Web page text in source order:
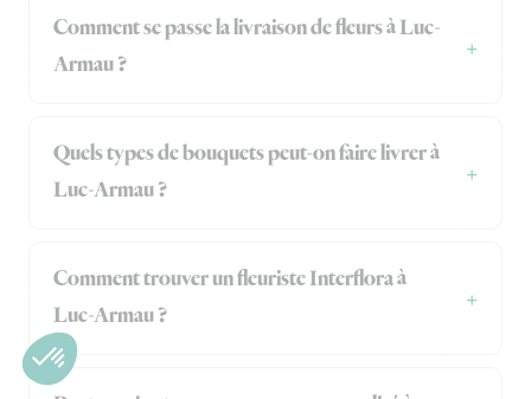
Comment se passe la livraison de fleurs à Luc-
Armau ?
Quels types de bouquets peut-on faire livrer à
Luc-Armau ?
Comment trouver un fleuriste Interflora à
Luc-Armau ?